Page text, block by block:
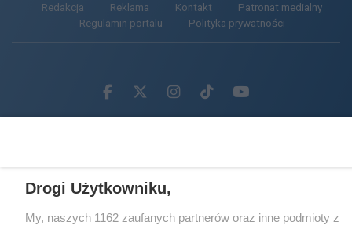
Redakcja Reklama Kontakt
Patronat medialny
Regulamin portalu
Polityka prywatności
Facebook.com
X.comInstagram.com
Tiktok.comYoutube.com
Drogi Użytkowniku,
My, naszych 1162 zaufanych partnerów oraz inne podmioty z